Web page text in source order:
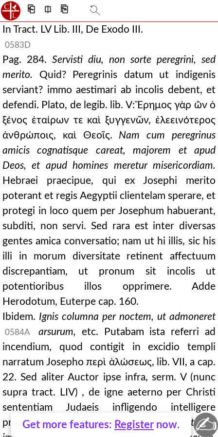
⎗ ⎅ ⎘
In Tract. LV Lib. III, De Exodo III.
0583D
Pag. 284. Servisti diu, non sorte peregrini, sed
merito. Quid? Peregrinis datum ut indigenis
serviant? immo aestimari ab incolis debent, et
defendi. Plato, de legib. lib. V: Ἔρημος γὰρ ὢν ὁ
ξένος ἑταίρων τε καὶ ξυγγενῶν, ἐλεεινότερος
ἀνθρώποις, καὶ Θεοῖς. Nam cum peregrinus
amicis cognatisque careat, majorem et apud
Deos, et apud homines meretur misericordiam.
Hebraei praecipue, qui ex Josephi merito
poterant et regis Aegyptii clientelam sperare, et
protegi in loco quem per Josephum habuerant,
subditi, non servi. Sed rara est inter diversas
gentes amica conversatio; nam ut hi illis, sic his
illi in morum diversitate retinent affectuum
discrepantiam, ut pronum sit incolis ut
potentioribus illos opprimere. Adde
Herodotum, Euterpe cap. 160.
Ibidem. Ignis columna per noctem, ut admoneret
0584A arsurum, etc. Putabam ista referri ad
incendium, quod contigit in excidio templi
narratum Josepho περὶ ἁλώσεως, lib. VII, a cap.
22. Sed aliter Auctor ipse infra, serm. V (nunc
supra tract. LIV) , de igne aeterno per Christi
sententiam Judaeis infligendo intelligere
profitetur, dum ait:Quod duplicem nubis, et ignis
Get more features: Register now. ✍